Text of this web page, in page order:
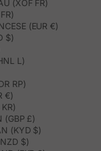
(XOF FR)
(EUR €)
$)
L)
RP)
€)
(GBP £)
(KYD $)
$)